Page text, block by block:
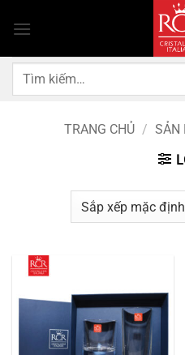
qua
dung
Tìm
TRANG CHỦ / SẢN